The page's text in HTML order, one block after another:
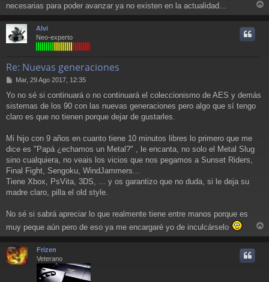
necesarias para poder avanzar ya no existen en la actualidad...
r
Alvi
Neo-experto
Re: Nuevas generaciones
M
n
s
a
Mar, 29 Ago 2017, 12:35
Yo no sé si continuará o no continuará el coleccionismo de AES y demás
sistemas de los 90 con las nuevas generaciones pero algo que sí tengo
claro es que no tienen porque dejar de gustarles.
Mi hijo con 9 años en cuanto tiene 10 minutos libres lo primero que me
dice es "Papá ¿echamos un Metal?" , le encanta, no solo el Metal Slug
sino cualquiera, no veais los vicios que nos pegamos a Sunset Riders,
Final Fight, Sengoku, WindJammers...
Tiene Xbox, PsVita, 3DS, ... y os garantizo que no duda, si le deja su
madre claro, pilla el old style.
No sé si sabrá apreciar lo que realmente tiene entre manos porque es
muy peque aún pero de eso ya me encargaré yo de inculcárselo
r
Frizen
Veterano